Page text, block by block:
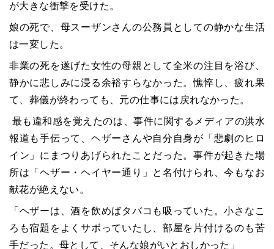
が大きな衝撃を受けた。
娘の死で、母スーザンさんの公務員としての静かな生活
は一変した。
非業の死を遂げた女性の母親として全米の注目を浴び、
静かに悲しみに浸る余裕すらなかった。憔悴し、疲れ果
て、葬儀が終わっても、元の仕事には戻れなかった。
最も違和感を覚えたのは、事件に関するメディアの洪水
報道も手伝って、ヘザーさんや自分自身が「悲劇のヒロ
イン」にまつりあげられたことだった。事件が起きた場
所は「ヘザー・ヘイヤー通り」と名付けられ、今もなお
献花が絶えない。
「ヘザーは、酒を飲めばタバコも吸っていた。小さなこ
ろも宿題をよくサボっていたし、部屋を片付けるのも苦
手だった。母として、そんな娘がいとおしかった」